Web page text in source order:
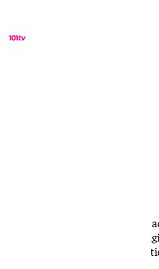
El Ayuntamiento de Almería ha
contratos de varios proyectos
competitividad» del sector